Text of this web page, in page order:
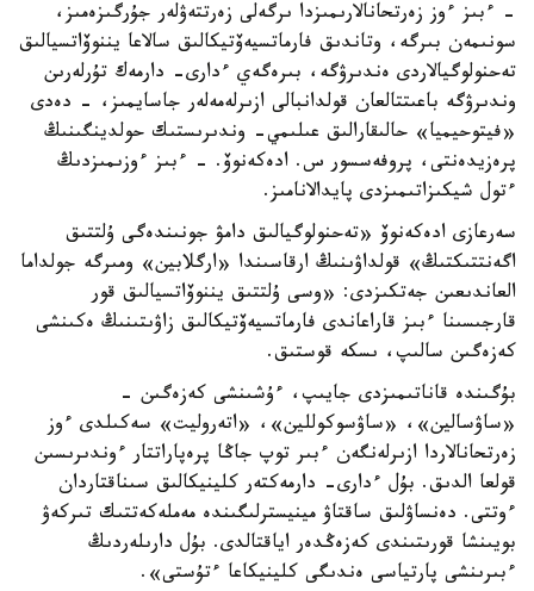
- ءبىز ءوز زەرتحانالارىمىزدا ىرگەلى زەرتتەۋلەر جۇرگىزەمىز،
سونىمەن بىرگە، وتاندىق فارماتسيەۆتيكالىق سالاعا يننوۆاتسيالىق
تەحنولوگيالاردى ەندىرۋگە، بىرەگەي ءدارى- دارمەك تۇرلەرىن
وندىرۋگە باعىتتالعان قولدانبالى ازىرلەمەلەر جاسايمىز، - دەدى
«فيتوحيميا» حالىقارالىق عىلىمي- وندىرىستىك حولدينگىنىڭ
پرەزيدەنتى، پروفەسسور س. ادەكەنوۆ. - ءبىز ءوزىمىزدىڭ
ءتول شيكىزاتىمىزدى پايدالانامىز.
سەرعازى ادەكەنوۆ «تەحنولوگيالىق دامۋ جونىندەگى ۇلتتىق
اگەنتتىكتىڭ» قولداۋىنىڭ ارقاسىندا «ارگلابين» ومىرگە جولداما
العاندىعىن جەتكىزدى: «وسى ۇلتتىق يننوۆاتسيالىق قور
قارجىسىنا ءبىز قاراعاندى فارماتسيەۆتيكالىق زاۋىتىنىڭ ەكىنشى
كەزەگىن سالىپ، ىسكە قوستىق.
بۇگىندە قاناتىمىزدى جايىپ، ءۇشىنشى كەزەگىن -
«ساۋسالين»، «ساۋسوكوللين»، «اتەروليت» سەكىلدى ءوز
زەرتحانالاردا ازىرلەنگەن ءبىر توپ جاڭا پرەپاراتتار ءوندىرىسىن
قولعا الدىق. بۇل ءدارى- دارمەكتەر كلينيكالىق سىناقتاردان
ءوتتى. دەنساۋلىق ساقتاۋ مينيسترلىگىندە مەملەكەتتىك تىركەۋ
بويىنشا قورىتىندى كەزەڭدەر اياقتالدى. بۇل دارىلەردىڭ
ءبىرىنشى پارتياسى ەندىگى كلينيكاعا ءتۇستى».